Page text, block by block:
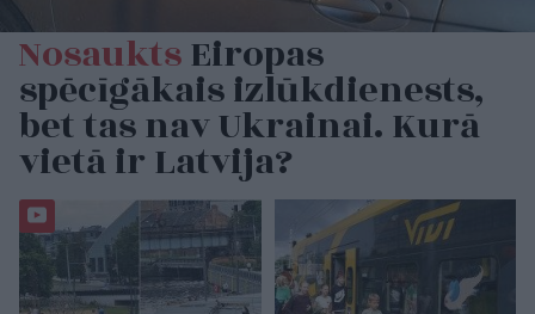
NosauktsEiropas
spēcīgākais izlūkdienests,
bet tas nav Ukrainai. Kurā
vietā ir Latvija?